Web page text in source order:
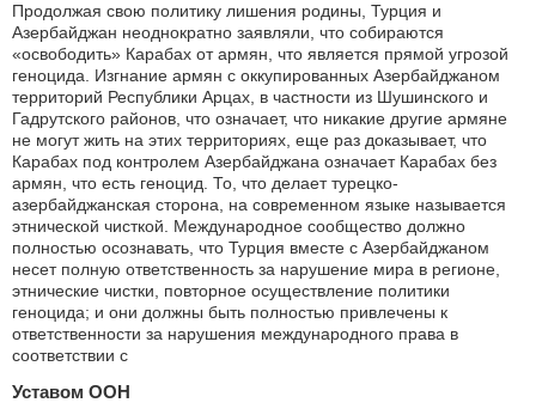
Продолжая свою политику лишения родины, Турция и
Азербайджан неоднократно заявляли, что собираются
«освободить» Карабах от армян, что является прямой угрозой
геноцида. Изгнание армян с оккупированных Азербайджаном
территорий Республики Арцах, в частности из Шушинского и
Гадрутского районов, что означает, что никакие другие армяне
не могут жить на этих территориях, еще раз доказывает, что
Карабах под контролем Азербайджана означает Карабах без
армян, что есть геноцид. То, что делает турецко-
азербайджанская сторона, на современном языке называется
этнической чисткой. Международное сообщество должно
полностью осознавать, что Турция вместе с Азербайджаном
несет полную ответственность за нарушение мира в регионе,
этнические чистки, повторное осуществление политики
геноцида; и они должны быть полностью привлечены к
ответственности за нарушения международного права в
соответствии с
Уставом ООН